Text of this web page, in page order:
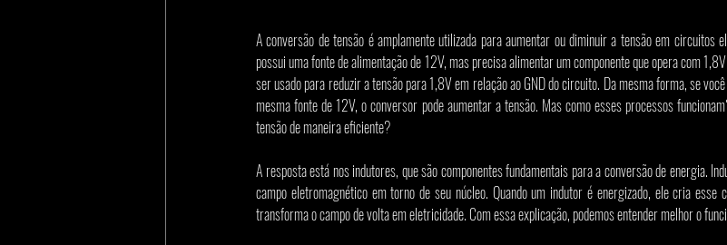
A conversão de tensão é amplamente utilizada para aumentar ou diminuir a tensão em circuitos
possui uma fonte de alimentação de 12V, mas precisa alimentar um componente que opera com
ser usado para reduzir a tensão para 1,8V em relação ao GND do circuito. Da mesma forma, se
mesma fonte de 12V, o conversor pode aumentar a tensão. Mas como esses processos
tensão de maneira eficiente?
A resposta está nos indutores, que são componentes fundamentais para a conversão de energia.
campo eletromagnético em torno de seu núcleo. Quando um indutor é energizado, ele cria esse
transforma o campo de volta em eletricidade. Com essa explicação, podemos entender melhor o